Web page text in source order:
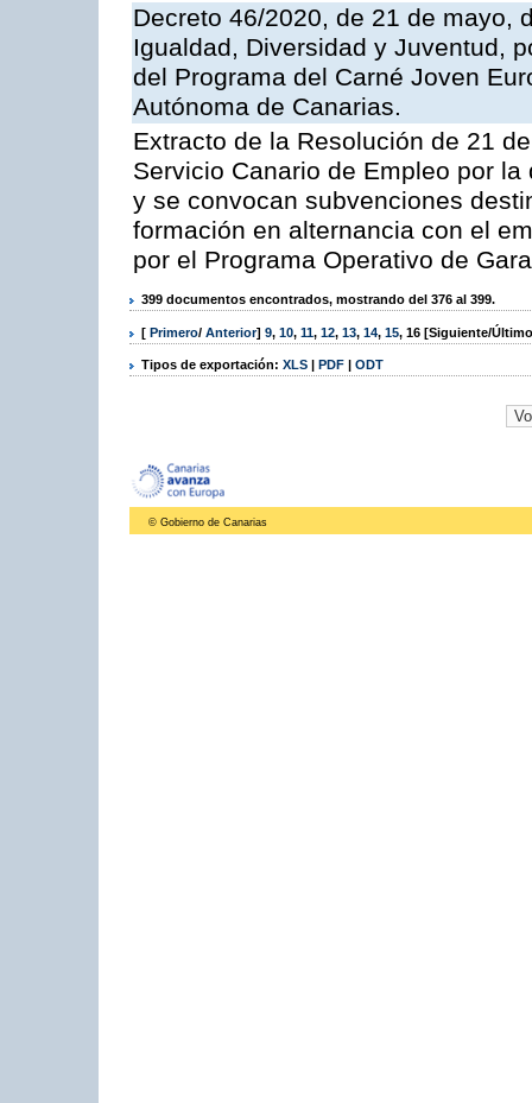
Decreto 46/2020, de 21 de mayo,
Igualdad, Diversidad y Juventud,
del Programa del Carné Joven
Autónoma de Canarias.
Extracto de la Resolución de 21
Servicio Canario de Empleo por
y se convocan subvenciones
formación en alternancia con el
por el Programa Operativo de
399 documentos encontrados, mostrando del 376 al 399.
[ Primero/ Anterior] 9, 10, 11, 12, 13, 14, 15, 16 [Siguiente/
Tipos de exportación: XLS | PDF | ODT
© Gobierno de Canarias